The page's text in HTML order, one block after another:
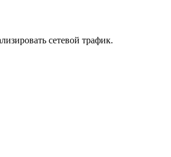
сетевой трафик.